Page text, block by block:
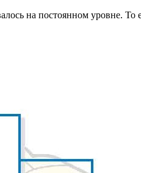
на постоянном уровне. То